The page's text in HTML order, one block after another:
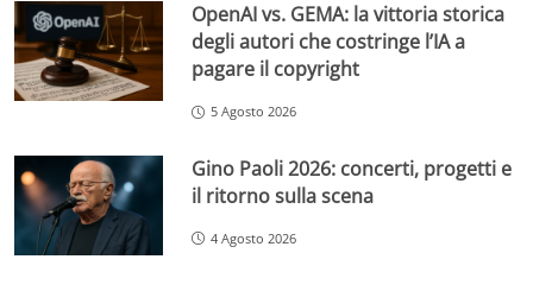
OpenAI vs. GEMA: la vittoria storica
degli autori che costringe l’IA a
pagare il copyright
5 Agosto 2026
Gino Paoli 2026: concerti, progetti e
il ritorno sulla scena
4 Agosto 2026